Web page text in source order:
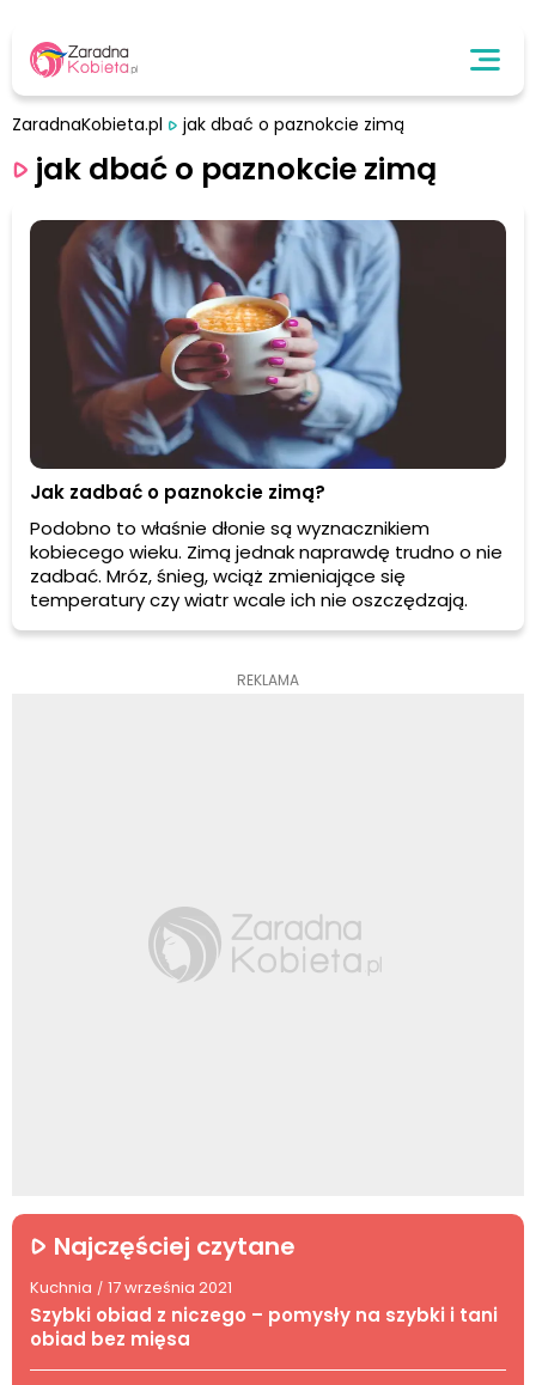
ZaradnaKobieta.pl jak dbać o paznokcie zimą
jak dbać o paznokcie zimą
Jak zadbać o paznokcie zimą?
Podobno to właśnie dłonie są wyznacznikiem
kobiecego wieku. Zimą jednak naprawdę trudno o nie
zadbać. Mróz, śnieg, wciąż zmieniające się
temperatury czy wiatr wcale ich nie oszczędzają.
REKLAMA
Najczęściej czytane
Kuchnia / 17 września 2021
Szybki obiad z niczego – pomysły na szybki i tani
obiad bez mięsa